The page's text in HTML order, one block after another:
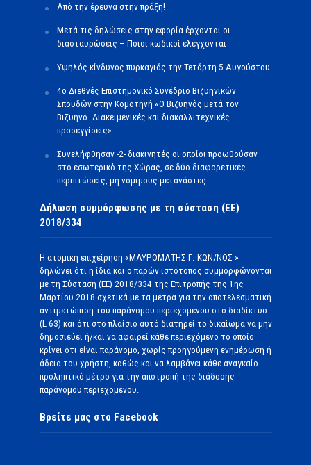
Από την έρευνα στην πράξη!
Μετά τις δηλώσεις στην εφορία έρχονται οι
διασταυρώσεις – Ποιοι κωδικοί ελέγχονται
Υψηλός κίνδυνος πυρκαγιάς την Τετάρτη 5 Αυγούστου
4ο Διεθνές Επιστημονικό Συνέδριο Βιζυηνικών
Σπουδών στην Κομοτηνή «Ο Βιζυηνός μετά τον
Βιζυηνό. Διακειμενικές και διακαλλιτεχνικές
προσεγγίσεις»
Συνελήφθησαν -2- διακινητές οι οποίοι προωθούσαν
στο εσωτερικό της Χώρας, σε δύο διαφορετικές
περιπτώσεις, μη νόμιμους μετανάστες
Δήλωση συμμόρφωσης με τη σύσταση (ΕΕ)
2018/334
Η ατομική επιχείρηση «ΜΑΥΡΟΜΑΤΗΣ Γ. ΚΩΝ/ΝΟΣ »
δηλώνει ότι η ίδια και ο παρών ιστότοπος συμμορφώνονται
με τη Σύσταση (ΕΕ) 2018/334 της Επιτροπής της 1ης
Μαρτίου 2018 σχετικά με τα μέτρα για την αποτελεσματική
αντιμετώπιση του παράνομου περιεχομένου στο διαδίκτυο
(L 63) και ότι στο πλαίσιο αυτό διατηρεί το δικαίωμα να μην
δημοσιεύει ή/και να αφαιρεί κάθε περιεχόμενο το οποίο
κρίνει ότι είναι παράνομο, χωρίς προηγούμενη ενημέρωση ή
άδεια του χρήστη, καθώς και να λαμβάνει κάθε αναγκαίο
προληπτικό μέτρο για την αποτροπή της διάδοσης
παράνομου περιεχομένου.
Βρείτε μας στο Facebook